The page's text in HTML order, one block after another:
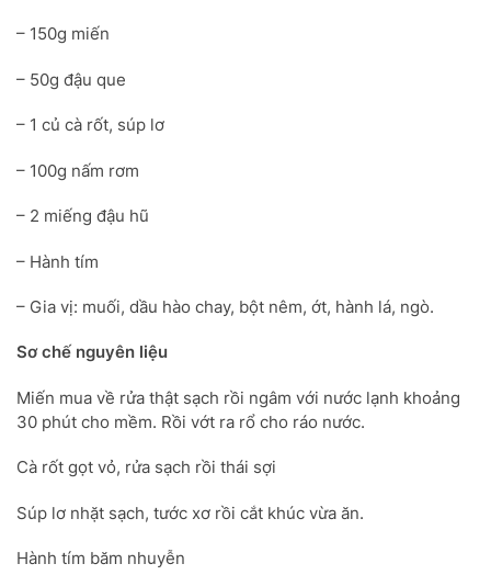
– 150g miến
– 50g đậu que
– 1 củ cà rốt, súp lơ
– 100g nấm rơm
– 2 miếng đậu hũ
– Hành tím
– Gia vị: muối, dầu hào chay, bột nêm, ớt, hành lá, ngò.
Sơ chế nguyên liệu
Miến mua về rửa thật sạch rồi ngâm với nước lạnh khoảng
30 phút cho mềm. Rồi vớt ra rổ cho ráo nước.
Cà rốt gọt vỏ, rửa sạch rồi thái sợi
Súp lơ nhặt sạch, tước xơ rồi cắt khúc vừa ăn.
Hành tím băm nhuyễn